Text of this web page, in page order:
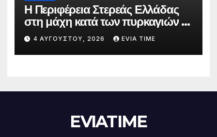
Η Περιφέρεια Στερεάς Ελλάδας
στη μάχη κατά των πυρκαγιών –
Δράσεις και στήριξη σε πέντε
περιφερειακές ενότητες
4 ΑΥΓΟΎΣΤΟΥ, 2026 EVIA TIME
EVIATIME